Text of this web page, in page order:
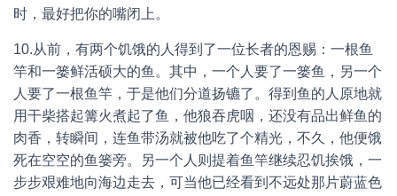
时，最好把你的嘴闭上。
10.从前，有两个饥饿的人得到了一位长者的恩赐：一根鱼
竿和一篓鲜活硕大的鱼。其中，一个人要了一篓鱼，另一个
人要了一根鱼竿，于是他们分道扬镳了。得到鱼的人原地就
用干柴搭起篝火煮起了鱼，他狼吞虎咽，还没有品出鲜鱼的
肉香，转瞬间，连鱼带汤就被他吃了个精光，不久，他便饿
死在空空的鱼篓旁。另一个人则提着鱼竿继续忍饥挨饿，一
步步艰难地向海边走去，可当他已经看到不远处那片蔚蓝色